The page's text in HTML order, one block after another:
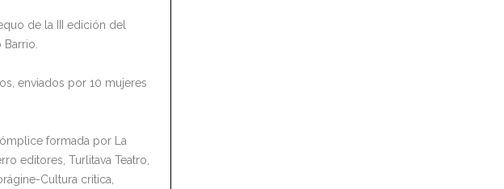
de la III edición del
Barrio.
enviados por 10 mujeres
formada por La
editores, Turlitava Teatro,
Cultura crítica,